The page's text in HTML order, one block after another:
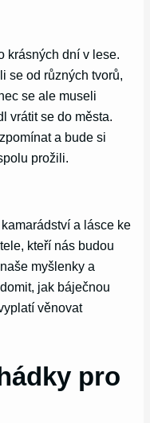
krásných dní v lese.
se od různých tvorů,
se ale museli
vrátit se do města.
a bude si
prožili.
a lásce ke
kteří nás budou
myšlenky a
jak báječnou
věnovat
pro